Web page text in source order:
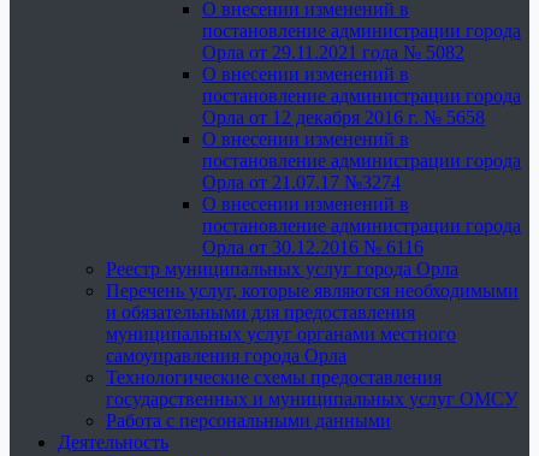
О внесении изменений в
постановление администрации города
Орла от 29.11.2021 года № 5082
О внесении изменений в
постановление администрации города
Орла от 12 декабря 2016 г. № 5658
О внесении изменений в
постановление администрации города
Орла от 21.07.17 №3274
О внесении изменений в
постановление администрации города
Орла от 30.12.2016 № 6116
Реестр муниципальных услуг города Орла
Перечень услуг, которые являются необходимыми
и обязательными для предоставления
муниципальных услуг органами местного
самоуправления города Орла
Технологические схемы предоставления
государственных и муниципальных услуг ОМСУ
Работа с персональными данными
Деятельность